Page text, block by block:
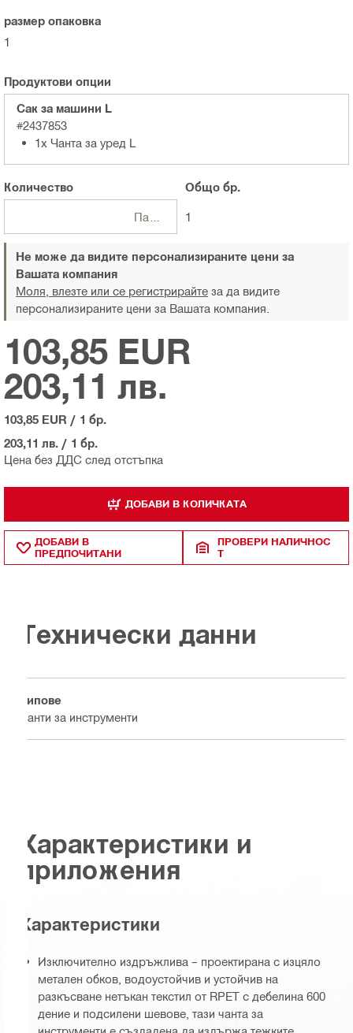
размер опаковка
1
Продуктови опции
Сак за машини L
#2437853
1x Чанта за уред L
Количество Общо бр.
1
Не може да видите персонализираните цени за
Вашата компания
Моля, влезте или се регистрирайте за да видите
персонализираните цени за Вашата компания.
Цена без ДДС след отстъпка
103,85 EUR
203,11 лв.
103,85 EUR / 1 бр.
203,11 лв. / 1 бр.
ДОБАВИ В КОЛИЧКАТА
ДОБАВИ В
ПРЕДПОЧИТАНИ
ПРОВЕРИ НАЛИЧНОС
Т
Технически данни
Типове
Чанти за инструменти
Характеристики и
приложения
Характеристики
Изключително издръжлива – проектирана с изцяло
метален обков, водоустойчив и устойчив на
разкъсване нетъкан текстил от RPET с дебелина 600
дение и подсилени шевове, тази чанта за